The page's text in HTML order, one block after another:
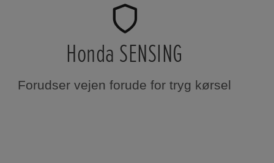
Honda SENSING
Forudser vejen forude for tryg kørsel